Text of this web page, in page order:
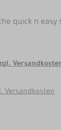
quick n easy
Versandkosten